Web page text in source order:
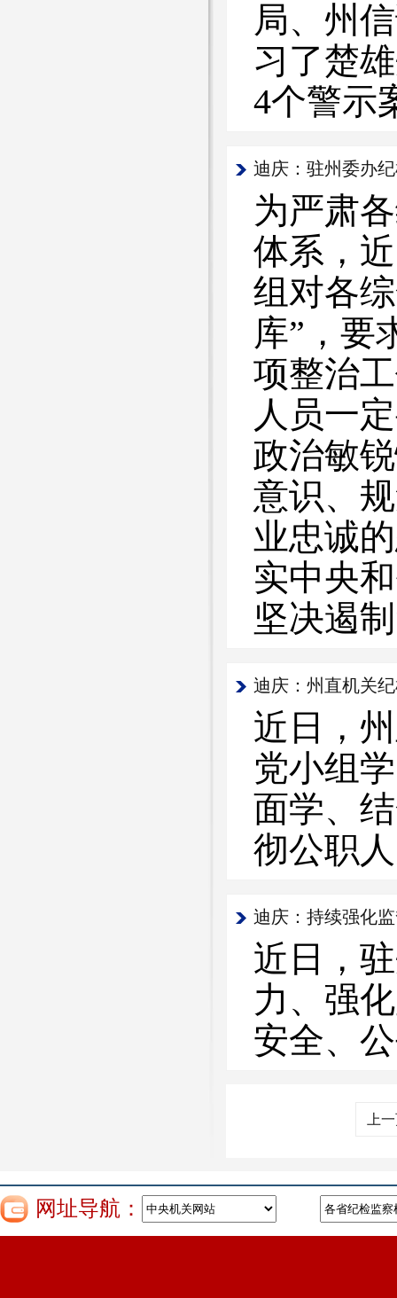
局、州
习了楚
4个警示
迪庆：驻州委办
为严肃
体系，
组对各
库”，要
项整治
人员一
政治敏
意识、
业忠诚
实中央
坚决遏
迪庆：州直机关
近日，
党小组
面学、
彻公职
迪庆：持续强化
近日，
力、强
安全、
上
网址导航：